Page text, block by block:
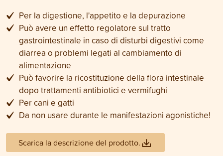
Per la digestione, l'appetito e la depurazione
Può avere un effetto regolatore sul tratto
gastrointestinale in caso di disturbi digestivi come
diarrea o problemi legati al cambiamento di
alimentazione
Può favorire la ricostituzione della flora intestinale
dopo trattamenti antibiotici e vermifughi
Per cani e gatti
Da non usare durante le manifestazioni agonistiche!
Scarica la descrizione del prodotto.